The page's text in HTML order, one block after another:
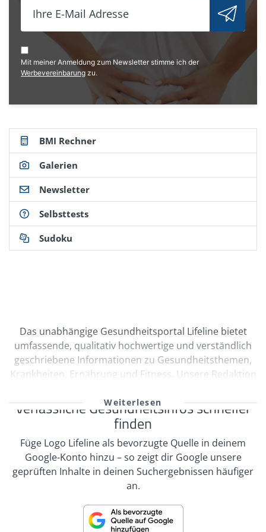
Mit meiner Anmeldung zum Newsletter stimme ich der
Werbevereinbarung zu.
BMI Rechner
Galerien
Newsletter
Selbsttests
Sudoku
Das unabhängige Gesundheitsportal Lifeline bietet
umfassende, qualitativ hochwertige und verständlich
geschriebene Informationen zu Gesundheitsthemen,
Krankheiten, Ernährung und Fitness. Unsere Redaktion
kontinuierlichen Erstellung und Qualitätssicherung
unserer Inhalte unterstützt. Viele unserer
Informationen sind multimedial mit Videos und
informativen Bildergalerien aufbereitet. Zahlreiche
Selbsttests regen zur Interaktion an. In unserem
Expertenrat und Foren zu verschiedenen
Themenbereichen können die Nutzer von Lifeline mit
Experten Themen diskutieren oder sich auch mit
anderen Nutzern austauschen. Unsere Informationen
Verlässliche Gesundheitsinfos schneller
finden
Füge Logo Lifeline als bevorzugte Quelle in deinem
Google-Konto hinzu – so zeigt dir Google unsere
geprüften Inhalte in deinen Suchergebnissen häufiger
an.